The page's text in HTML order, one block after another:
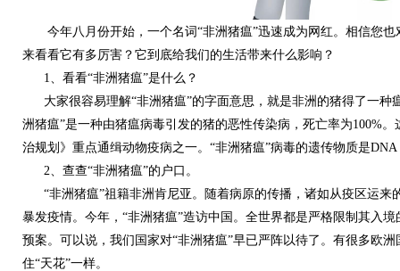
今年八月份开始，一个名词“非洲猪瘟”迅速成为网红。相信您也
来看看它有多厉害？它到底给我们的生活带来什么影响？
1、看看“非洲猪瘟”是什么？
大家很容易理解“非洲猪瘟”的字面意思，就是非洲的猪得了一种
洲猪瘟”是一种由猪瘟病毒引发的猪的恶性传染病，死亡率为100%
治规划》重点通缉动物疫病之一。“非洲猪瘟”病毒的遗传物质是
2、查查“非洲猪瘟”的户口。
“非洲猪瘟”祖籍非洲肯尼亚。随着病原的传播，诸如从疫区运来
暴发疫情。今年，“非洲猪瘟”造访中国。全世界都是严格限制其入
预案。可以说，我们国家对“非洲猪瘟”早已严阵以待了。有很多欧
住“天花”一样。